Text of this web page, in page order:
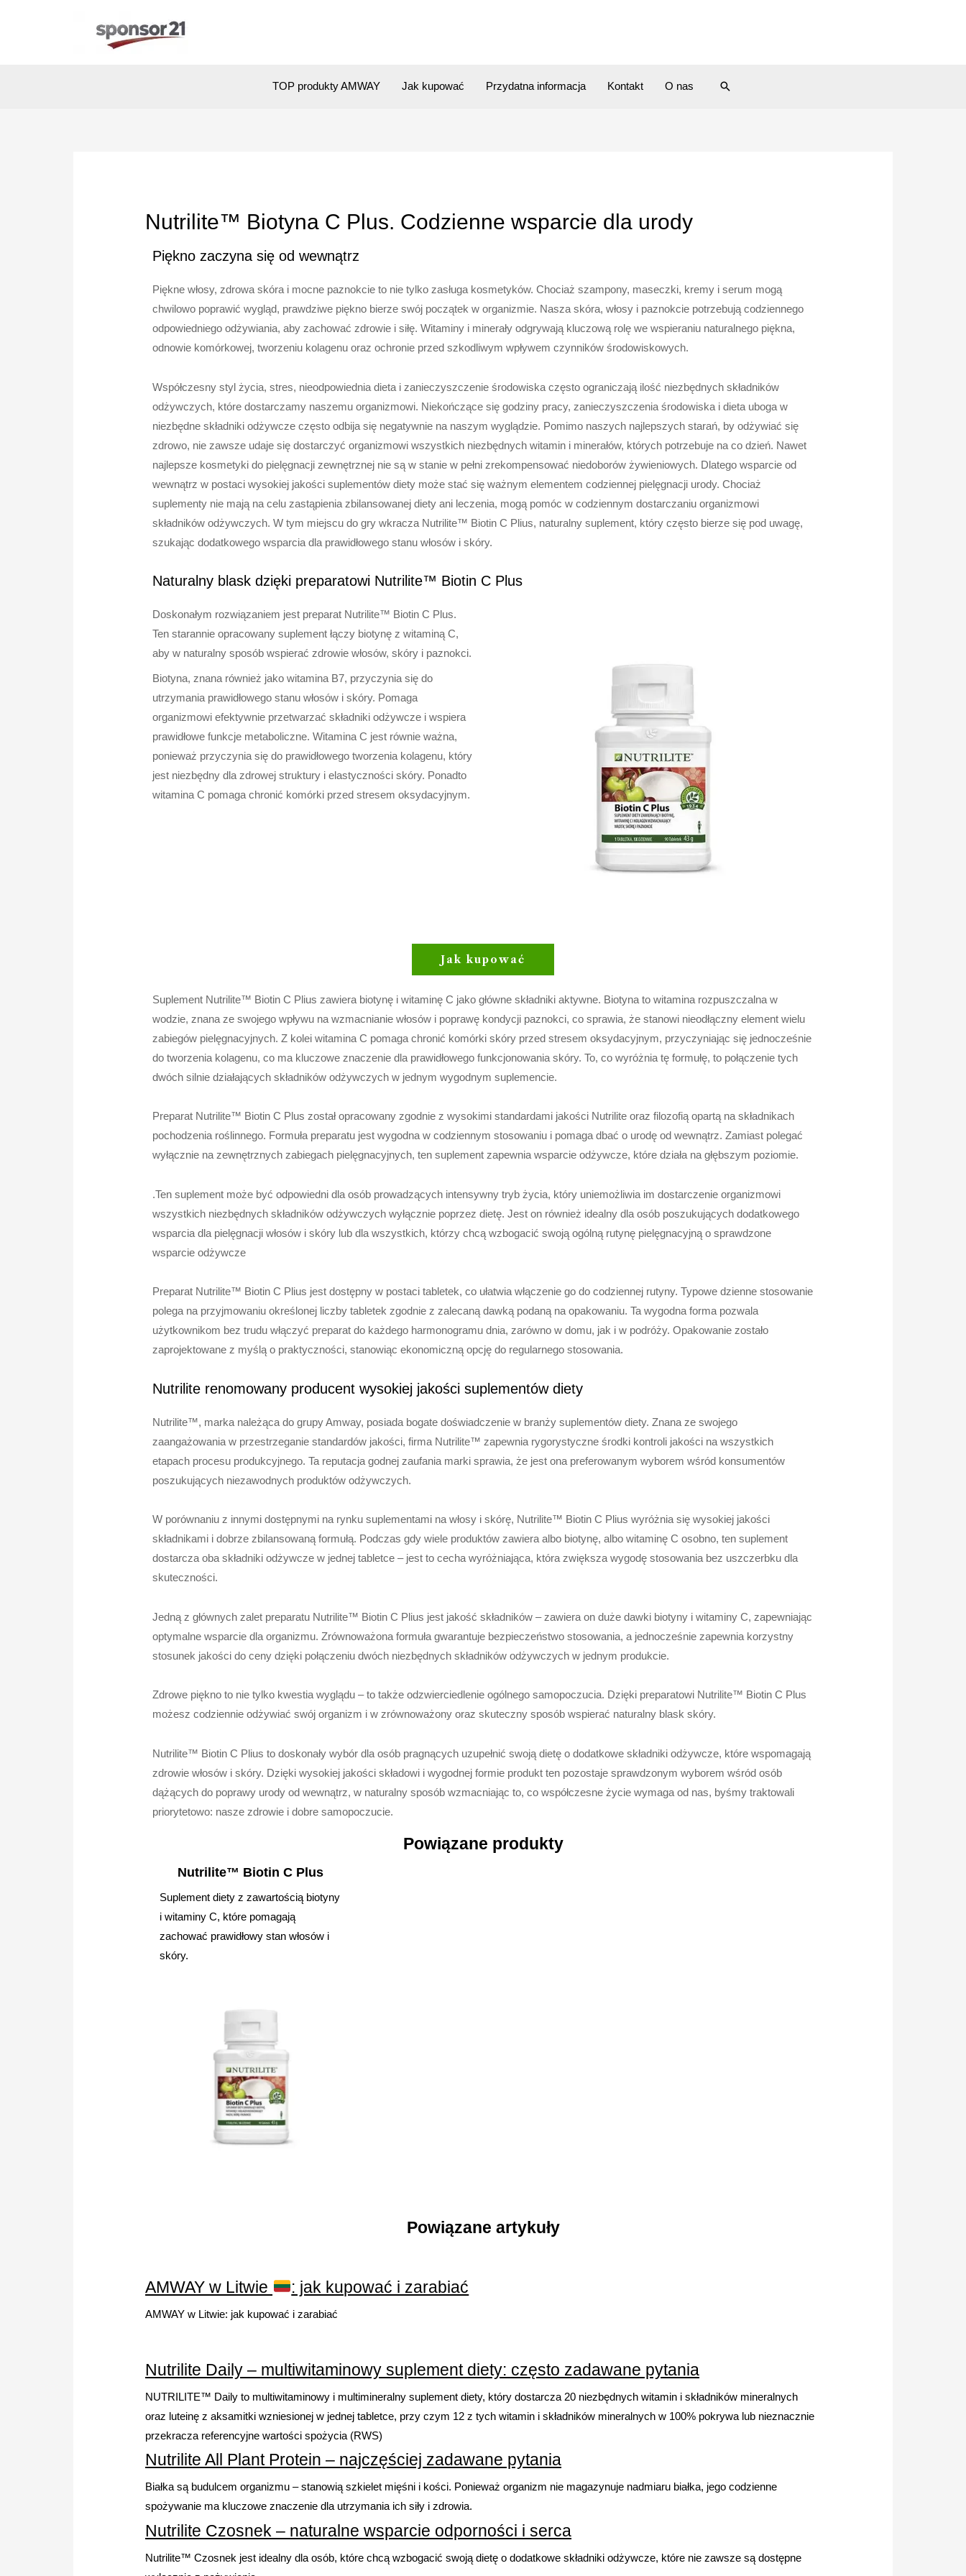
TOP produkty AMWAY Jak kupować Przydatna informacja Kontakt O nas
Nutrilite™ Biotyna C Plus. Codzienne wsparcie dla urody
Piękno zaczyna się od wewnątrz
Piękne włosy, zdrowa skóra i mocne paznokcie to nie tylko zasługa kosmetyków. Chociaż szampony, maseczki, kremy i serum mogą
chwilowo poprawić wygląd, prawdziwe piękno bierze swój początek w organizmie. Nasza skóra, włosy i paznokcie potrzebują codziennego
odpowiedniego odżywiania, aby zachować zdrowie i siłę. Witaminy i minerały odgrywają kluczową rolę we wspieraniu naturalnego piękna,
odnowie komórkowej, tworzeniu kolagenu oraz ochronie przed szkodliwym wpływem czynników środowiskowych.
Współczesny styl życia, stres, nieodpowiednia dieta i zanieczyszczenie środowiska często ograniczają ilość niezbędnych składników
odżywczych, które dostarczamy naszemu organizmowi. Niekończące się godziny pracy, zanieczyszczenia środowiska i dieta uboga w
niezbędne składniki odżywcze często odbija się negatywnie na naszym wyglądzie. Pomimo naszych najlepszych starań, by odżywiać się
zdrowo, nie zawsze udaje się dostarczyć organizmowi wszystkich niezbędnych witamin i minerałów, których potrzebuje na co dzień. Nawet
najlepsze kosmetyki do pielęgnacji zewnętrznej nie są w stanie w pełni zrekompensować niedoborów żywieniowych. Dlatego wsparcie od
wewnątrz w postaci wysokiej jakości suplementów diety może stać się ważnym elementem codziennej pielęgnacji urody. Chociaż
suplementy nie mają na celu zastąpienia zbilansowanej diety ani leczenia, mogą pomóc w codziennym dostarczaniu organizmowi
składników odżywczych. W tym miejscu do gry wkracza Nutrilite™ Biotin C Plius, naturalny suplement, który często bierze się pod uwagę,
szukając dodatkowego wsparcia dla prawidłowego stanu włosów i skóry.
Naturalny blask dzięki preparatowi Nutrilite™ Biotin C Plus
Doskonałym rozwiązaniem jest preparat Nutrilite™ Biotin C Plus.
Ten starannie opracowany suplement łączy biotynę z witaminą C,
aby w naturalny sposób wspierać zdrowie włosów, skóry i paznokci.
Biotyna, znana również jako witamina B7, przyczynia się do
utrzymania prawidłowego stanu włosów i skóry. Pomaga
organizmowi efektywnie przetwarzać składniki odżywcze i wspiera
prawidłowe funkcje metaboliczne. Witamina C jest równie ważna,
ponieważ przyczynia się do prawidłowego tworzenia kolagenu, który
jest niezbędny dla zdrowej struktury i elastyczności skóry. Ponadto
witamina C pomaga chronić komórki przed stresem oksydacyjnym.
Jak kupować
Suplement Nutrilite™ Biotin C Plius zawiera biotynę i witaminę C jako główne składniki aktywne. Biotyna to witamina rozpuszczalna w
wodzie, znana ze swojego wpływu na wzmacnianie włosów i poprawę kondycji paznokci, co sprawia, że stanowi nieodłączny element wielu
zabiegów pielęgnacyjnych. Z kolei witamina C pomaga chronić komórki skóry przed stresem oksydacyjnym, przyczyniając się jednocześnie
do tworzenia kolagenu, co ma kluczowe znaczenie dla prawidłowego funkcjonowania skóry. To, co wyróżnia tę formułę, to połączenie tych
dwóch silnie działających składników odżywczych w jednym wygodnym suplemencie.
Preparat Nutrilite™ Biotin C Plus został opracowany zgodnie z wysokimi standardami jakości Nutrilite oraz filozofią opartą na składnikach
pochodzenia roślinnego. Formuła preparatu jest wygodna w codziennym stosowaniu i pomaga dbać o urodę od wewnątrz. Zamiast polegać
wyłącznie na zewnętrznych zabiegach pielęgnacyjnych, ten suplement zapewnia wsparcie odżywcze, które działa na głębszym poziomie.
.Ten suplement może być odpowiedni dla osób prowadzących intensywny tryb życia, który uniemożliwia im dostarczenie organizmowi
wszystkich niezbędnych składników odżywczych wyłącznie poprzez dietę. Jest on również idealny dla osób poszukujących dodatkowego
wsparcia dla pielęgnacji włosów i skóry lub dla wszystkich, którzy chcą wzbogacić swoją ogólną rutynę pielęgnacyjną o sprawdzone
wsparcie odżywcze
Preparat Nutrilite™ Biotin C Plius jest dostępny w postaci tabletek, co ułatwia włączenie go do codziennej rutyny. Typowe dzienne stosowanie
polega na przyjmowaniu określonej liczby tabletek zgodnie z zalecaną dawką podaną na opakowaniu. Ta wygodna forma pozwala
użytkownikom bez trudu włączyć preparat do każdego harmonogramu dnia, zarówno w domu, jak i w podróży. Opakowanie zostało
zaprojektowane z myślą o praktyczności, stanowiąc ekonomiczną opcję do regularnego stosowania.
Nutrilite renomowany producent wysokiej jakości suplementów diety
Nutrilite™, marka należąca do grupy Amway, posiada bogate doświadczenie w branży suplementów diety. Znana ze swojego
zaangażowania w przestrzeganie standardów jakości, firma Nutrilite™ zapewnia rygorystyczne środki kontroli jakości na wszystkich
etapach procesu produkcyjnego. Ta reputacja godnej zaufania marki sprawia, że jest ona preferowanym wyborem wśród konsumentów
poszukujących niezawodnych produktów odżywczych.
W porównaniu z innymi dostępnymi na rynku suplementami na włosy i skórę, Nutrilite™ Biotin C Plius wyróżnia się wysokiej jakości
składnikami i dobrze zbilansowaną formułą. Podczas gdy wiele produktów zawiera albo biotynę, albo witaminę C osobno, ten suplement
dostarcza oba składniki odżywcze w jednej tabletce – jest to cecha wyróżniająca, która zwiększa wygodę stosowania bez uszczerbku dla
skuteczności.
Jedną z głównych zalet preparatu Nutrilite™ Biotin C Plius jest jakość składników – zawiera on duże dawki biotyny i witaminy C, zapewniając
optymalne wsparcie dla organizmu. Zrównoważona formuła gwarantuje bezpieczeństwo stosowania, a jednocześnie zapewnia korzystny
stosunek jakości do ceny dzięki połączeniu dwóch niezbędnych składników odżywczych w jednym produkcie.
Zdrowe piękno to nie tylko kwestia wyglądu – to także odzwierciedlenie ogólnego samopoczucia. Dzięki preparatowi Nutrilite™ Biotin C Plus
możesz codziennie odżywiać swój organizm i w zrównoważony oraz skuteczny sposób wspierać naturalny blask skóry.
Nutrilite™ Biotin C Plius to doskonały wybór dla osób pragnących uzupełnić swoją dietę o dodatkowe składniki odżywcze, które wspomagają
zdrowie włosów i skóry. Dzięki wysokiej jakości składowi i wygodnej formie produkt ten pozostaje sprawdzonym wyborem wśród osób
dążących do poprawy urody od wewnątrz, w naturalny sposób wzmacniając to, co współczesne życie wymaga od nas, byśmy traktowali
priorytetowo: nasze zdrowie i dobre samopoczucie.
Powiązane produkty
Nutrilite™ Biotin C Plus
Suplement diety z zawartością biotyny
i witaminy C, które pomagają
zachować prawidłowy stan włosów i
skóry.
Powiązane artykuły
AMWAY w Litwie : jak kupować i zarabiać
AMWAY w Litwie: jak kupować i zarabiać
Nutrilite Daily – multiwitaminowy suplement diety: często zadawane pytania
NUTRILITE™ Daily to multiwitaminowy i multimineralny suplement diety, który dostarcza 20 niezbędnych witamin i składników mineralnych
oraz luteinę z aksamitki wzniesionej w jednej tabletce, przy czym 12 z tych witamin i składników mineralnych w 100% pokrywa lub nieznacznie
przekracza referencyjne wartości spożycia (RWS)
Nutrilite All Plant Protein – najczęściej zadawane pytania
Białka są budulcem organizmu – stanowią szkielet mięśni i kości. Ponieważ organizm nie magazynuje nadmiaru białka, jego codzienne
spożywanie ma kluczowe znaczenie dla utrzymania ich siły i zdrowia.
Nutrilite Czosnek – naturalne wsparcie odporności i serca
Nutrilite™ Czosnek jest idealny dla osób, które chcą wzbogacić swoją dietę o dodatkowe składniki odżywcze, które nie zawsze są dostępne